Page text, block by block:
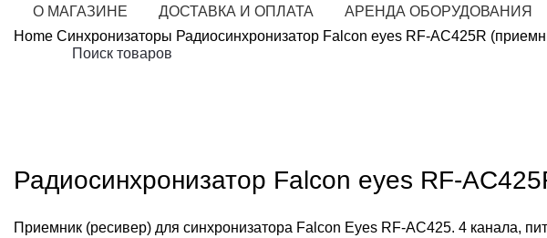
О МАГАЗИНЕ
ДОСТАВКА И ОПЛАТА АРЕНДА ОБОРУДОВАНИЯ
Home Синхронизаторы Радиосинхронизатор Falcon eyes RF-AC425R
Радиосинхронизатор Falcon eyes RF-
Приемник (ресивер) для синхронизатора Falcon Eyes RF-AC425. 4 канала,